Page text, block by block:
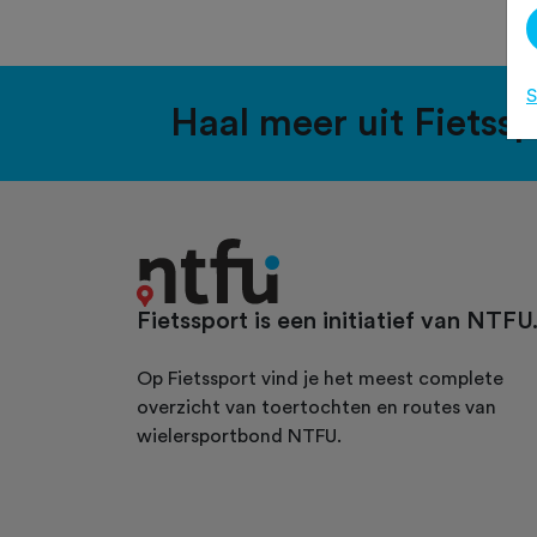
Haal meer uit
Fietssport is een initiatief van NTFU.
Op Fietssport vind je het meest complete
overzicht van toertochten en routes van
wielersportbond NTFU.